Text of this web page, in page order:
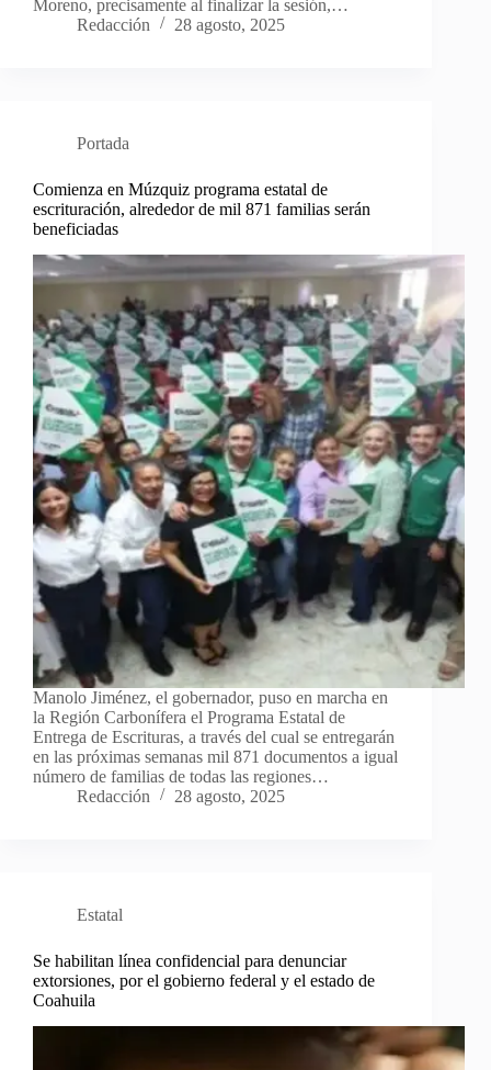
Moreno, precisamente al finalizar la sesión,…
Redacción
28 agosto, 2025
Portada
Comienza en Múzquiz programa estatal de
escrituración, alrededor de mil 871 familias serán
beneficiadas
Manolo Jiménez, el gobernador, puso en marcha en
la Región Carbonífera el Programa Estatal de
Entrega de Escrituras, a través del cual se entregarán
en las próximas semanas mil 871 documentos a igual
número de familias de todas las regiones…
Redacción
28 agosto, 2025
Estatal
Se habilitan línea confidencial para denunciar
extorsiones, por el gobierno federal y el estado de
Coahuila